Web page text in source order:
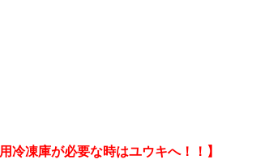
用冷凍庫が必要な時はユウキへ！！】